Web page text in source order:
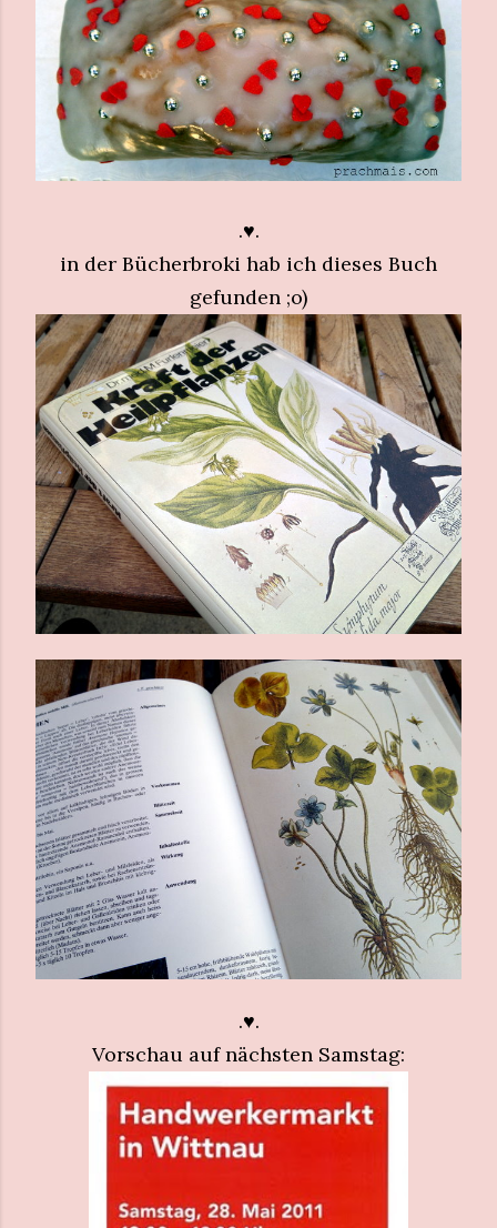
.♥.
in der Bücherbroki hab ich dieses Buch
gefunden ;o)
.♥.
Vorschau auf nächsten Samstag: